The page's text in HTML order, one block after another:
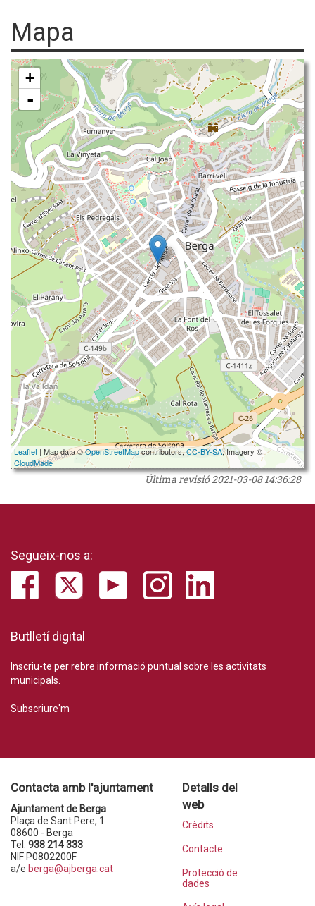
Mapa
+
-
Leaflet | Map data ©OpenStreetMapcontributors,CC-BY-SA, Imagery ©
CloudMade
Última revisió2021-03-08 14:36:28
Segueix-nos a:
Butlletí digital
Inscriu-te per rebre informació puntual sobre les activitats
municipals.
Subscriure'm
Contacta amb l'ajuntament
Ajuntament de Berga
Plaça de Sant Pere, 1
08600 - Berga
Tel. 938 214 333
NIF P0802200F
a/e berga@ajberga.cat
Detalls del
web
Crèdits
Contacte
Protecció de
dades